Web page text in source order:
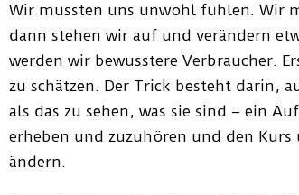
Wir mussten uns unwohl fühlen. Wir
dann stehen wir auf und verändern
werden wir bewusstere Verbraucher.
zu schätzen. Der Trick besteht darin,
als das zu sehen, was sie sind – ein
erheben und zuzuhören und den Kurs
ändern.